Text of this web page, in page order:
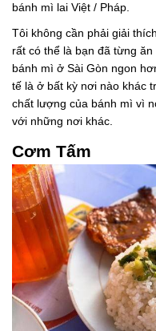
bánh mì lai Việt / Pháp.
Tôi không cần phải giải
rất có thể là bạn đã từng
bánh mì ở Sài Gòn ngon
tế là ở bất kỳ nơi nào khác
chất lượng của bánh mì vì
với những nơi khác.
Cơm Tấm